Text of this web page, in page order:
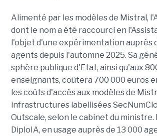
Alimenté par les modèles de Mistral,
dont le nom a été raccourci en
l'objet d'une expérimentation auprès
agents depuis l'automne 2025. Sa
sphère publique d'Etat, ainsi qu'aux
enseignants, coûtera 700 000 euros
les coûts d'accès aux modèles de
infrastructures labellisées
Outscale, selon le cabinet du ministre.
DiploIA, en usage auprès de 13 000